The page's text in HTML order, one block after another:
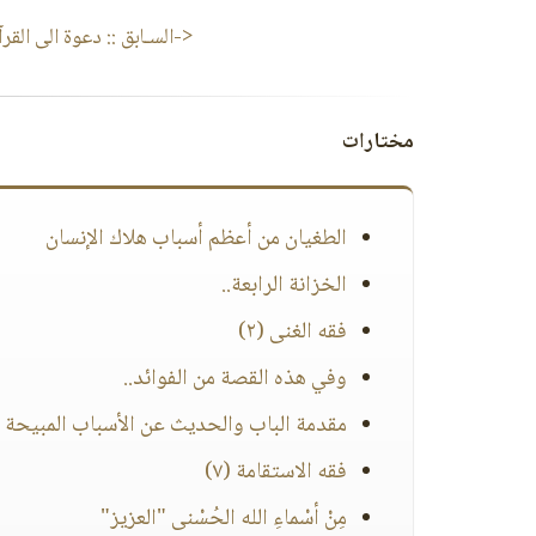
<-السـابق :: دعوة الى
مختارات
الطغيان من أعظم أسباب هلاك الإنسان
الخزانة الرابعة..
فقه الغنى (٢)
وفي هذه القصة من الفوائد..
مقدمة الباب والحديث عن الأسباب المبيحة
فقه الاستقامة (٧)
مِنْ أسْماءِ الله الحُسْنى "العزيز"